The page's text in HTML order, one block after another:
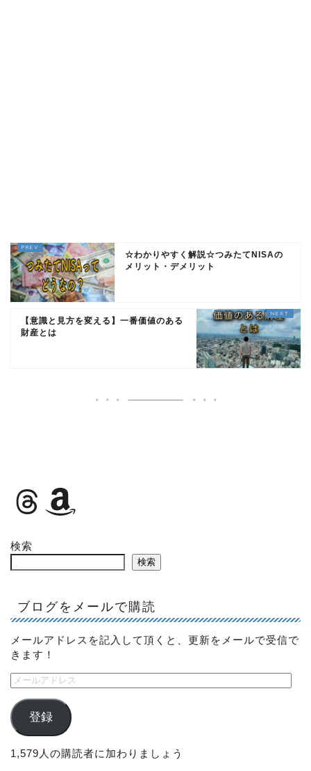
☆わかりやすく解説☆つみたてNISAの
メリット・デメリット
【意識と見方を変える】一番価値のある
財産とは
検索
検索
ブログをメールで購読
メールアドレスを記入して頂くと、更新をメールで受信で
きます！
登録
1,579人の購読者に加わりましょう